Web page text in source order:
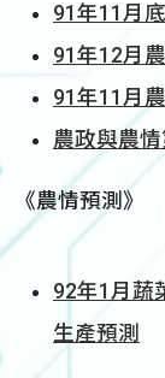
91年11月
91年12月
91年11月
農政與農
《農情預測》
92年1月蔬
生產預測